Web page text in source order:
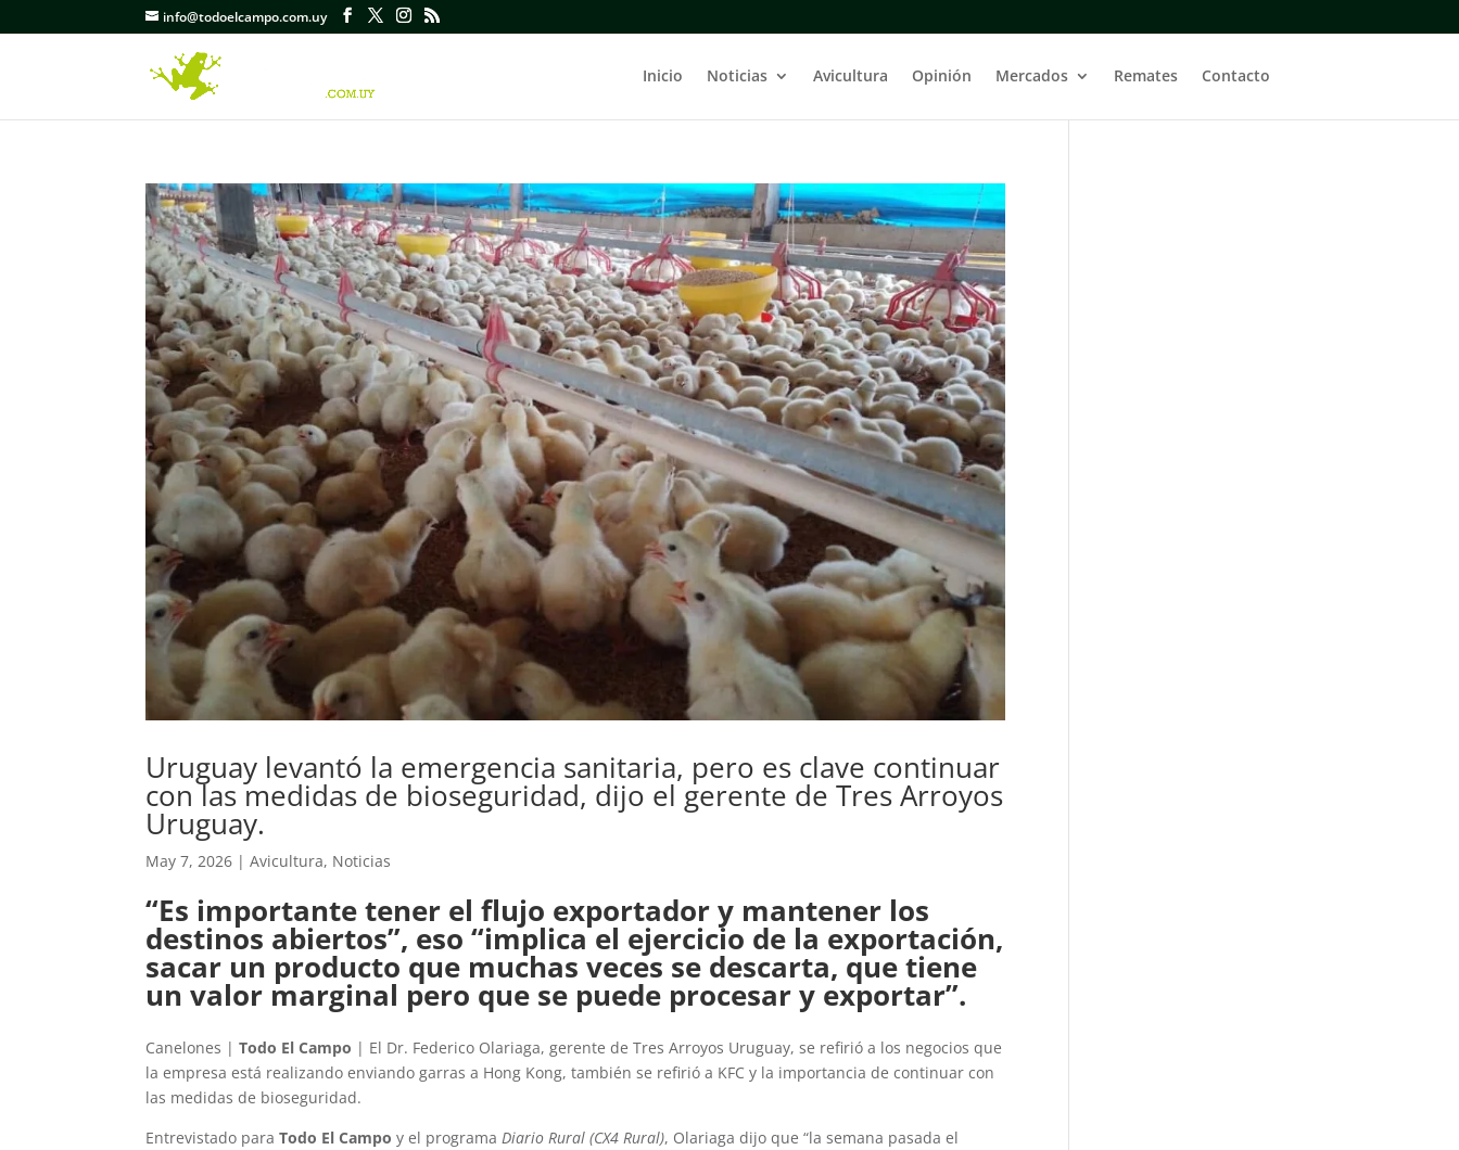
info@todoelcampo.com.uy
Inicio Noticias Avicultura Opinión Mercados Remates Contacto
Uruguay levantó la emergencia sanitaria, pero es clave continuar
con las medidas de bioseguridad, dijo el gerente de Tres Arroyos
Uruguay.
May 7, 2026 |Avicultura, Noticias
“Es importante tener el flujo exportador y mantener los
destinos abiertos”, eso “implica el ejercicio de la exportación,
sacar un producto que muchas veces se descarta, que tiene
un valor marginal pero que se puede procesar y exportar”.
Canelones |Todo El Campo | El Dr. Federico Olariaga, gerente de Tres Arroyos Uruguay, se refirió a los negocios que
la empresa está realizando enviando garras a Hong Kong, también se refirió a KFC y la importancia de continuar con
las medidas de bioseguridad.
Entrevistado paraTodo El Campo y el programa Diario Rural (CX4 Rural), Olariaga dijo que “la semana pasada el